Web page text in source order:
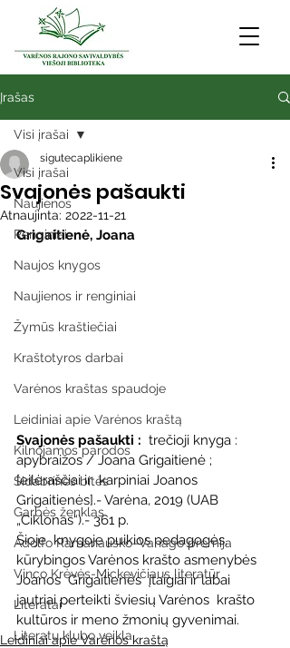
Įrašas
Visi įrašai
Naujienos
Renginiai
Naujos knygos
Naujienos ir renginiai
Žymūs kraštiečiai
Kraštotyros darbai
Varėnos kraštas spaudoje
Leidiniai apie Varėnos kraštą
Kilnojamos parodos
Sidabrinės bitės
Garbės ženklas
Adolfo Ramanausko–Vanago premija
Vinco Krėvės-Mickevičiaus literatūr
Literatai
Literatų klubo veikla
Visi įrašai
Svajonės pašaukti
sigutecaplikiene
Atnaujinta: 2022-11-21
Grigaitienė, Joana
Svajonės pašaukti :
  trečioji knyga :
apybraižos / Joana Grigaitienė ;
[eilėraščiai ir  karpiniai Joanos
Grigaitienės].- Varėna, 2019 (UAB
„Ciklonas“).- 361 p.
Šioje  knygoje puikios pedagogės,
kūrybingos Varėnos krašto asmenybės
Joanos  Grigaitienės  įtaigiai ir labai
jautriai perteikti šviesių Varėnos  krašto
kultūros ir meno žmonių gyvenimai.
Leidiniai apie Varėnos kraštą